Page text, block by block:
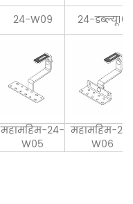
24-W09 24-डब्ल्यू10
महामहिम-24-
W05
महामहिम-
W06